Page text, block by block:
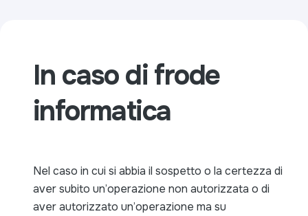
In caso di frode
informatica
Nel caso in cui si abbia il sospetto o la certezza di
aver subito un’operazione non autorizzata o di
aver autorizzato un’operazione ma su